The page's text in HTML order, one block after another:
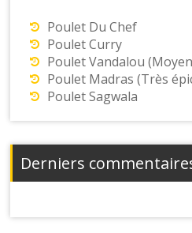
Poulet Du Chef
Poulet Curry
Poulet Vandalou
Poulet Madras (Très
Poulet Sagwala
Derniers